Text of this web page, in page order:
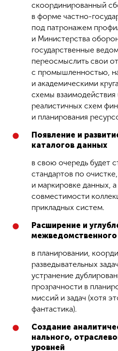
скоординированный
в форме частно-
под патронажем
и Министерства
государственные
переосмыслить свои
с промышленностью,
и академическими
схемы взаимодействия
реалистичных схем
и планирования
Появление и
ката­логов данных
в свою очередь будет
стандартов по
и маркировке данных,
совместимости
прикладных систем.
Расширение и
межведомственного
в планировании,
разведывательных
устранение
прозрачности в
миссий и задач (хотя
фантастика).
Создание
нального,
уровней